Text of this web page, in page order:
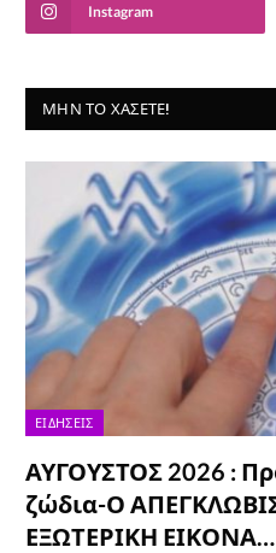
Instagram
ΜΗΝ ΤΟ ΧΆΣΕΤΕ!
ΕΙΔΉΣΕΙΣ
ΑΥΓΟΥΣΤΟΣ 2026 :
ζώδια-Ο
ΕΞΩΤΕΡΙΚΗ ΕΙΚΟΝΑ…